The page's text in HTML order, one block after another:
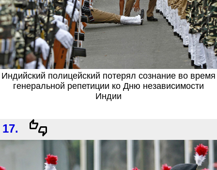
Индийский полицейский потерял сознание во время
генеральной репетиции ко Дню независимости
Индии
17.